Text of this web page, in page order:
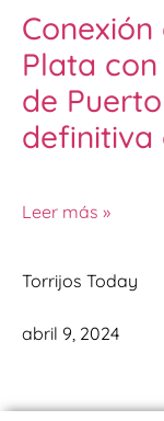
Plata
de
definitiva
Leer más »
Torrijos Today
abril 9, 2024